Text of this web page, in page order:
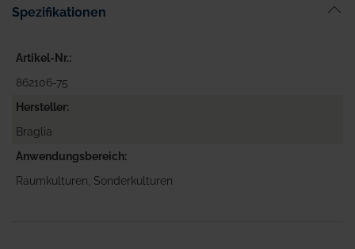
Spezifikationen
Artikel-Nr.
862106-75
Hersteller
Braglia
Anwendungsbereich
Raumkulturen, Sonderkulturen